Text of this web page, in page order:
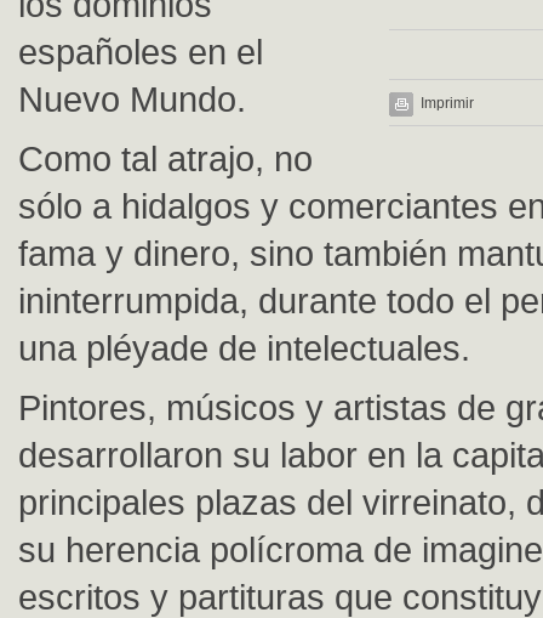
Imprimir
españoles en el
Nuevo Mundo.
Como tal atrajo, no
sólo a hidalgos y comerciantes
fama y dinero, sino también
ininterrumpida, durante todo el
una pléyade de intelectuales.
Pintores, músicos y artistas de
desarrollaron su labor en la
principales plazas del virreinato,
su herencia polícroma de
escritos y partituras que